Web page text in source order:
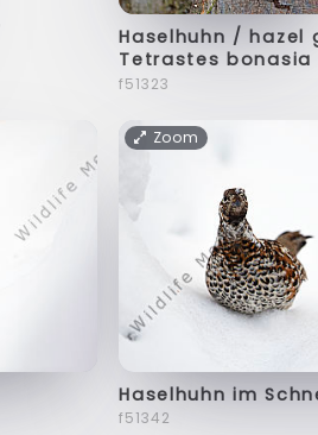
Haselhuhn / hazel
Tetrastes bonasia
f51323
Zoom
Haselhuhn im
f51342